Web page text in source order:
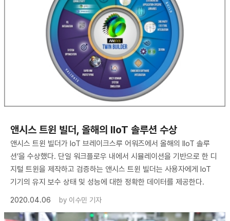
​앤시스 트윈 빌더, 올해의 IIoT 솔루션 수상
앤시스 트윈 빌더가 IoT 브레이크스루 어워즈에서 올해의 IIoT 솔루
션’을 수상했다. 단일 워크플로우 내에서 시뮬레이션을 기반으로 한 디
지털 트윈을 제작하고 검증하는 앤시스 트윈 빌더는 사용자에게 IoT
기기의 유지 보수 상태 및 성능에 대한 정확한 데이터를 제공한다.
2020.04.06
by 이수민 기자